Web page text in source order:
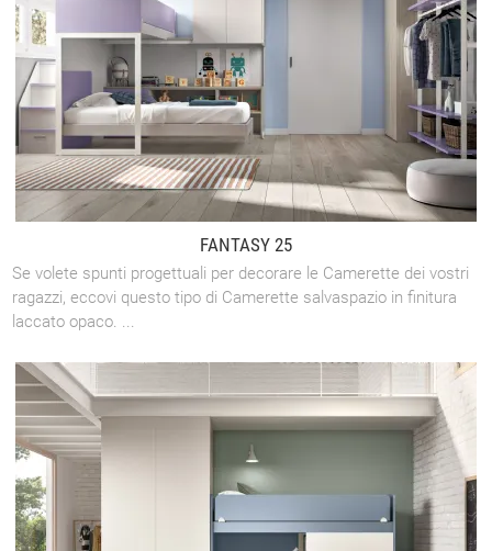
FANTASY 25
Se volete spunti progettuali per decorare le Camerette dei vostri
ragazzi, eccovi questo tipo di Camerette salvaspazio in finitura
laccato opaco. ...